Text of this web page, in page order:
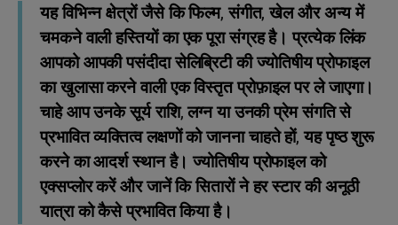
यह विभिन्न क्षेत्रों जैसे कि फिल्म, संगीत, खेल और अन्य में
चमकने वाली हस्तियों का एक पूरा संग्रह है। प्रत्येक लिंक
आपको आपकी पसंदीदा सेलिब्रिटी की ज्योतिषीय प्रोफाइल
का खुलासा करने वाली एक विस्तृत प्रोफ़ाइल पर ले जाएगा।
चाहे आप उनके सूर्य राशि, लग्न या उनकी प्रेम संगति से
प्रभावित व्यक्तित्व लक्षणों को जानना चाहते हों, यह पृष्ठ शुरू
करने का आदर्श स्थान है। ज्योतिषीय प्रोफाइल को
एक्सप्लोर करें और जानें कि सितारों ने हर स्टार की अनूठी
यात्रा को कैसे प्रभावित किया है।